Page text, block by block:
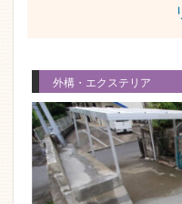
外構・エクステリア